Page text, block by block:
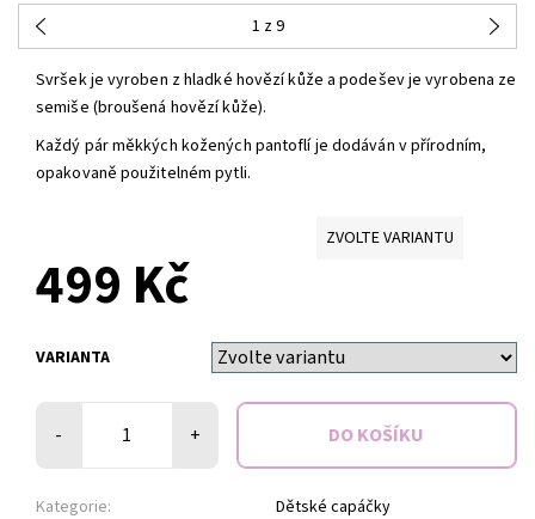
1 z 9
Svršek je vyroben z hladké hovězí kůže a podešev je vyrobena ze
semiše (broušená hovězí kůže).
Každý pár měkkých kožených pantoflí je dodáván v přírodním,
opakovaně použitelném pytli.
ZVOLTE VARIANTU
499 Kč
VARIANTA
- +
Kategorie: Dětské capáčky